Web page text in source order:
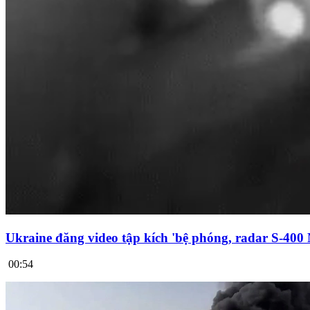
Ukraine đăng video tập kích 'bệ phóng, radar S-400
00:54